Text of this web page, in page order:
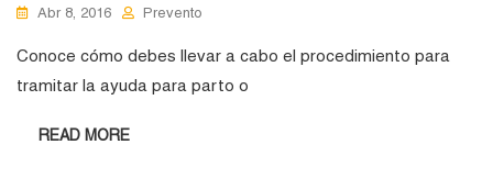
Abr 8, 2016 Prevento
Conoce cómo debes llevar a cabo el procedimiento para
tramitar la ayuda para parto o
READ MORE